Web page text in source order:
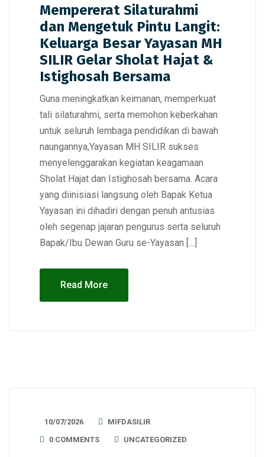
Mempererat Silaturahmi
dan Mengetuk Pintu Langit:
Keluarga Besar Yayasan MH
SILIR Gelar Sholat Hajat &
Istighosah Bersama
Guna meningkatkan keimanan, memperkuat
tali silaturahmi, serta memohon keberkahan
untuk seluruh lembaga pendidikan di bawah
naungannya,Yayasan MH SILIR sukses
menyelenggarakan kegiatan keagamaan
Sholat Hajat dan Istighosah bersama. Acara
yang diinisiasi langsung oleh Bapak Ketua
Yayasan ini dihadiri dengan penuh antusias
oleh segenap jajaran pengurus serta seluruh
Bapak/Ibu Dewan Guru se-Yayasan […]
Read More
10/07/2026
MIFDASILIR
0 COMMENTS
UNCATEGORIZED